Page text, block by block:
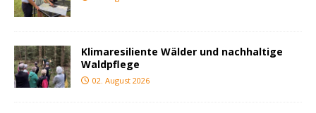
Klimaresiliente Wälder und nachhaltige
Waldpflege
02. August 2026